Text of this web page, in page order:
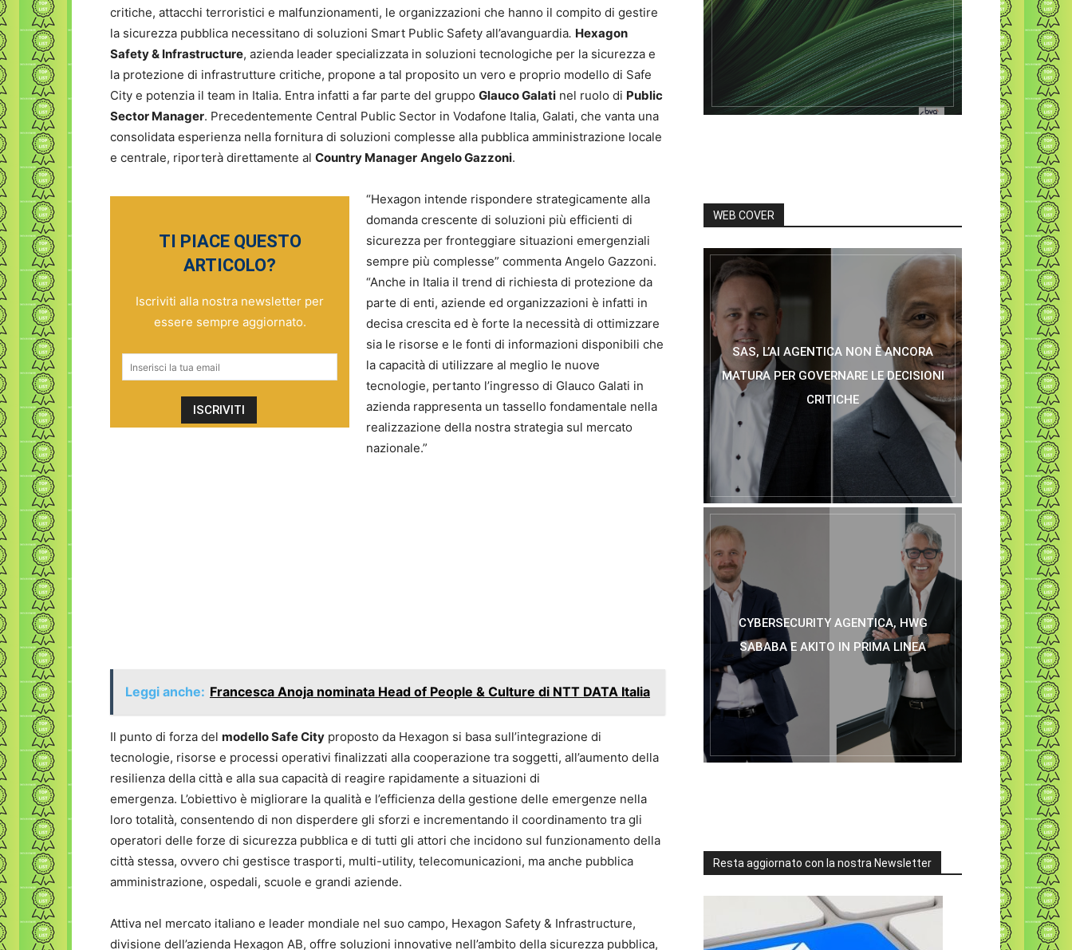
critiche, attacchi terroristici e malfunzionamenti, le organizzazioni che hanno il compito di gestire
la sicurezza pubblica necessitano di soluzioni Smart Public Safety all’avanguardia. Hexagon
Safety & Infrastructure, azienda leader specializzata in soluzioni tecnologiche per la sicurezza e
la protezione di infrastrutture critiche, propone a tal proposito un vero e proprio modello di Safe
City e potenzia il team in Italia. Entra infatti a far parte del gruppo Glauco Galati nel ruolo di Public
Sector Manager. Precedentemente Central Public Sector in Vodafone Italia, Galati, che vanta una
consolidata esperienza nella fornitura di soluzioni complesse alla pubblica amministrazione locale
e centrale, riporterà direttamente al Country Manager Angelo Gazzoni.
TI PIACE QUESTO
ARTICOLO?
Iscriviti alla nostra newsletter per
essere sempre aggiornato.
“Hexagon intende rispondere strategicamente alla
domanda crescente di soluzioni più efficienti di
sicurezza per fronteggiare situazioni emergenziali
sempre più complesse” commenta Angelo Gazzoni.
“Anche in Italia il trend di richiesta di protezione da
parte di enti, aziende ed organizzazioni è infatti in
decisa crescita ed è forte la necessità di ottimizzare
sia le risorse e le fonti di informazioni disponibili che
la capacità di utilizzare al meglio le nuove
tecnologie, pertanto l’ingresso di Glauco Galati in
azienda rappresenta un tassello fondamentale nella
realizzazione della nostra strategia sul mercato
nazionale.”
Leggi anche: Francesca Anoja nominata Head of People & Culture di NTT DATA Italia
Il punto di forza del modello Safe City proposto da Hexagon si basa sull’integrazione di
tecnologie, risorse e processi operativi finalizzati alla cooperazione tra soggetti, all’aumento della
resilienza della città e alla sua capacità di reagire rapidamente a situazioni di
emergenza. L’obiettivo è migliorare la qualità e l’efficienza della gestione delle emergenze nella
loro totalità, consentendo di non disperdere gli sforzi e incrementando il coordinamento tra gli
operatori delle forze di sicurezza pubblica e di tutti gli attori che incidono sul funzionamento della
città stessa, ovvero chi gestisce trasporti, multi-utility, telecomunicazioni, ma anche pubblica
amministrazione, ospedali, scuole e grandi aziende.
Attiva nel mercato italiano e leader mondiale nel suo campo, Hexagon Safety & Infrastructure,
divisione dell’azienda Hexagon AB, offre soluzioni innovative nell’ambito della sicurezza pubblica,
WEB COVER
SAS, L’AI AGENTICA NON È ANCORA
MATURA PER GOVERNARE LE DECISIONI
CRITICHE
CYBERSECURITY AGENTICA, HWG
SABABA E AKITO IN PRIMA LINEA
Resta aggiornato con la nostra Newsletter